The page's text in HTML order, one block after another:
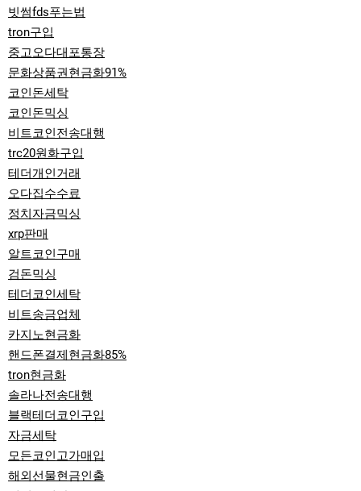
빗썸fds푸는법
tron구입
중고오다대포통장
문화상품권현금화91%
코인돈세탁
코인돈믹싱
비트코인전송대행
trc20원화구입
테더개인거래
오다집수수료
정치자금믹싱
xrp판매
알트코인구매
검돈믹싱
테더코인세탁
비트송금업체
카지노현금화
핸드폰결제현금화85%
tron현금화
솔라나전송대행
블랙테더코인구입
자금세탁
모든코인고가매입
해외선물현금인출